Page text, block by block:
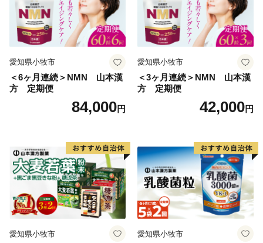
愛知県小牧市
＜6ヶ月連続＞NMN 山本漢
方 定期便
84,000円
愛知県小牧市
＜3ヶ月連続＞NMN 山本漢
方 定期便
42,000円
愛知県小牧市 愛知県小牧市